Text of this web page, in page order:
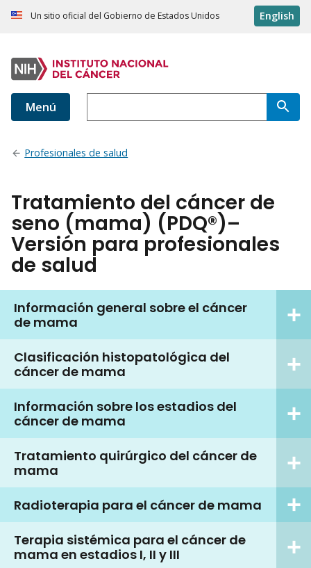
Un sitio oficial del Gobierno de Estados Unidos English
Menú
Profesionales de salud
Tratamiento del cáncer de
seno (mama) (PDQ®)–
Versión para profesionales
de salud
Información general sobre el cáncer
de mama
Clasificación histopatológica del
cáncer de mama
Información sobre los estadios del
cáncer de mama
Tratamiento quirúrgico del cáncer de
mama
Radioterapia para el cáncer de mama
Terapia sistémica para el cáncer de
mama en estadios I, II y III